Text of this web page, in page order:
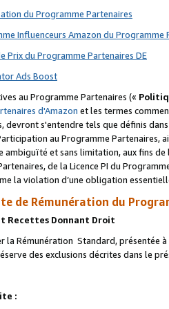
du Programme Partenaires
Influenceurs Amazon du Programme
Prix du Programme Partenaires DE
Ads Boost
au Programme Partenaires («
d'Amazon et les termes
devront s'entendre tels que définis
au Programme Partenaires,
ambiguïté et sans limitation, aux fins
de la Licence PI du
la violation d’une obligation
de Rémunération du
Recettes Donnant Droit
la Rémunération Standard, présentée
des exclusions décrites dans le
: